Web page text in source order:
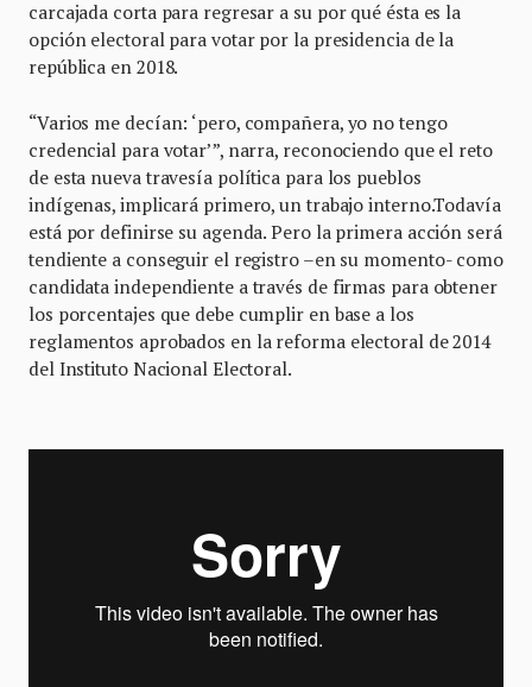
carcajada corta para regresar a su por qué ésta es la
opción electoral para votar por la presidencia de la
república en 2018.
“Varios me decían: ‘pero, compañera, yo no tengo
credencial para votar’”, narra, reconociendo que el reto
de esta nueva travesía política para los pueblos
indígenas, implicará primero, un trabajo interno.Todavía
está por definirse su agenda. Pero la primera acción será
tendiente a conseguir el registro –en su momento- como
candidata independiente a través de firmas para obtener
los porcentajes que debe cumplir en base a los
reglamentos aprobados en la reforma electoral de 2014
del Instituto Nacional Electoral.